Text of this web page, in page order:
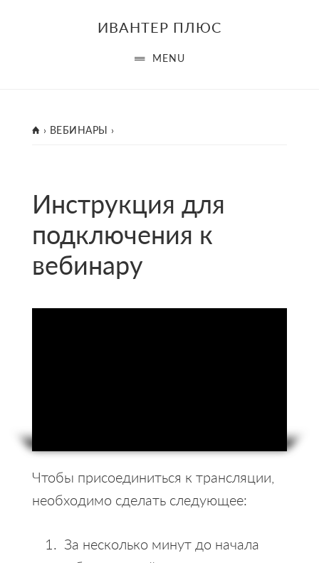
ИВАНТЕР ПЛЮС
MENU
ГЛАВНАЯ
› ВЕБИНАРЫ ›
Инструкция для
подключения к
вебинару
Чтобы присоединиться к трансляции,
необходимо сделать следующее:
За несколько минут до начала